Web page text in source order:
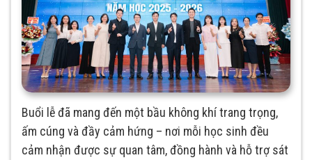
Buổi lễ đã mang đến một bầu không khí trang trọng,
ấm cúng và đầy cảm hứng – nơi mỗi học sinh đều
cảm nhận được sự quan tâm, đồng hành và hỗ trợ sát